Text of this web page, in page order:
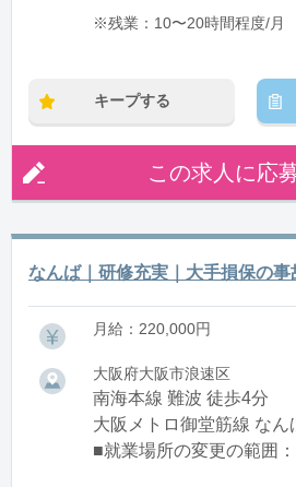
※残業：10〜20時間程度/月
キープする
この求人に応
なんば｜研修充実｜大手損保の
月給：220,000円
大阪府大阪市浪速区
南海本線 難波 徒歩4分
大阪メトロ御堂筋線 なん
■就業場所の変更の範囲